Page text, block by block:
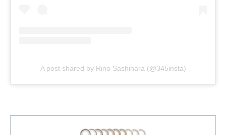
A post shared by Rino Sashihara (@345insta)